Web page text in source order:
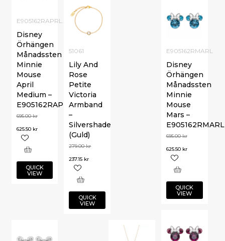
E905162RAPRL.CS
Disney
Örhängen
Månadssten
Minnie
Mouse
April
Medium –
E905162RAPRL.CS
695.00kr
625.50 kr
QUICK
VIEW
E905162RMARL
Disney
Örhängen
Månadssten
Minnie
Mouse
Mars –
E905162RMARL
695.00kr
625.50 kr
QUICK
VIEW
51061
Lily And
Rose
Petite
Victoria
Armband
–
Silvershade
(Guld)
279.00kr
237.15 kr
QUICK
VIEW